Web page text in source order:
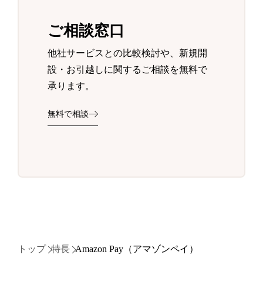
ご相談窓口
他社サービスとの比較検討や、新規開
設・お引越しに関するご相談を無料で
承ります。
無料で相談
トップ 特長 Amazon Pay（アマゾンペイ）